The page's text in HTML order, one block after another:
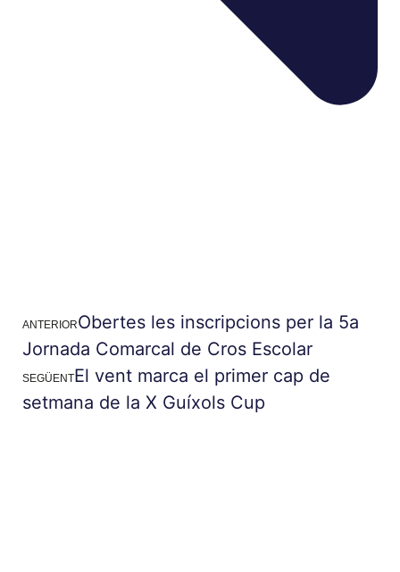
ANTERIORObertes les inscripcions per la 5a
Jornada Comarcal de Cros Escolar
SEGÜENTEl vent marca el primer cap de
setmana de la X Guíxols Cup